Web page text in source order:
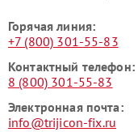
Горячая линия:
+7 (800) 301-55-83
Контактный телефон:
8 (800) 301-55-83
Электронная почта:
info@trijicon-fix.ru